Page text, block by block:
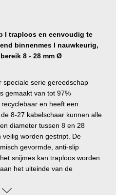
I traploos en eenvoudig te
binnenmes I nauwkeurig,
8 - 28 mm Ø
speciale serie gereedschap
gemaakt van tot 97%
en heeft een
8-27 kabelschaar kunnen alle
diameter tussen 8 en 28
veilig worden gestript. De
gevormde, anti-slip
snijmes kan traploos worden
het uiteinde van de
behuizing geïntegreerd,